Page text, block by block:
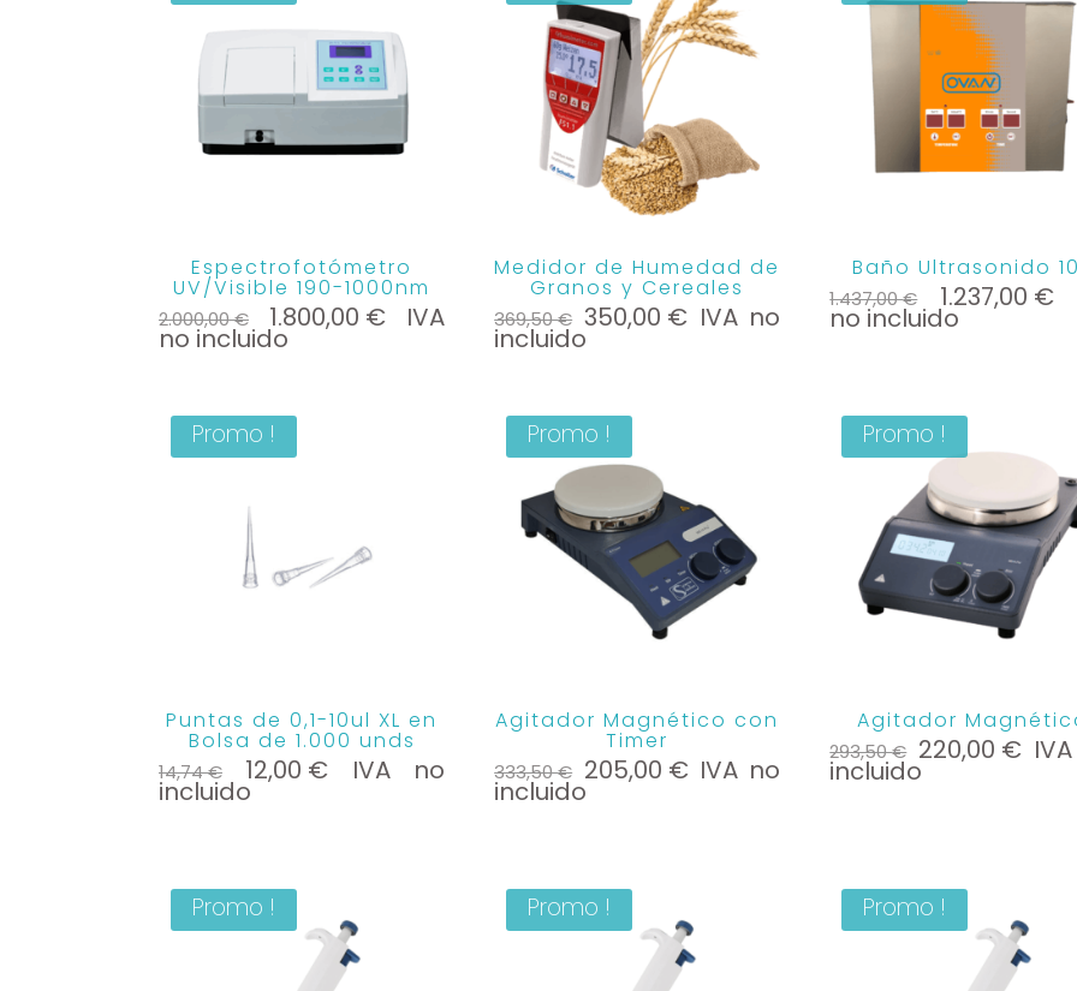
Espectrofotómetro
UV/Visible 190-1000nm
2.000,00€ Le
prix
initial
1.800,00 €Le
prix
IVA
no incluido
Medidor de Humedad de
Granos y Cereales
369,50€ Le
prix
initial
350,00 €Le
prix
IVA no
incluido
Baño Ultrasonido
1.437,00€ Le
prix
initial
1.237,00 €
no incluido
Promo !
Puntas de 0,1-10ul XL en
Bolsa de 1.000 unds
14,74€ Le
prix
initial
12,00 €Le
prix
IVA no
incluido
Promo !
Agitador Magnético con
Timer
333,50€ Le
prix
initial
205,00 €Le
prix
IVA no
incluido
Promo !
Agitador
293,50€ Le
prix
initial
220,00 €Le
prix
incluido
Promo ! Promo ! Promo !